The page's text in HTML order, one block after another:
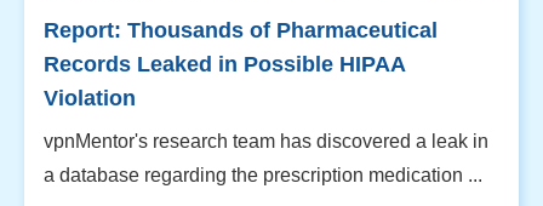
Report: Thousands of Pharmaceutical
Records Leaked in Possible HIPAA
Violation
vpnMentor's research team has discovered a leak in
a database regarding the prescription medication ...